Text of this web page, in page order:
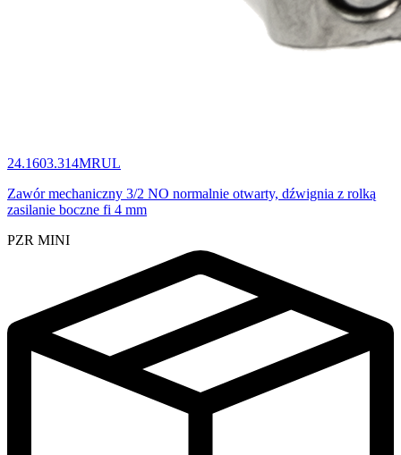
24.1603.314MRUL
Zawór mechaniczny 3/2 NO normalnie otwarty, dźwignia z rolką
zasilanie boczne fi 4 mm
PZR MINI